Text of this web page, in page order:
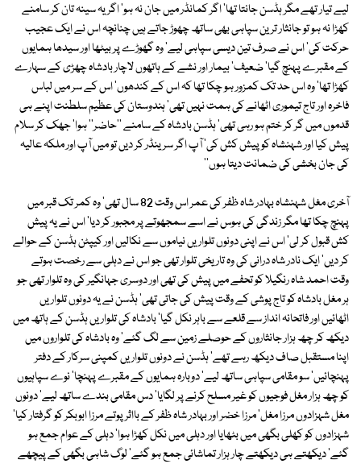
لیے تیار تھے مگر ہڈسن جانتا تھا' اگر کمانڈر میں جان نہ ہو' اگر یہ سینہ تان کر سامنے
کھڑا نہ ہو تو جانثار ترین سپاہی بھی ساتھ چھوڑ جاتے ہیں چنانچہ اس نے ایک عجیب
حرکت کی' اس نے صرف تین دیسی سپاہی لیے' وہ گھوڑے پر بیٹھا اور سیدھا ہمایوں
کے مقبرے پہنچ گیا' ضعیف' بیمار اور نشے کے ہاتھوں لاچار بادشاہ چھڑی کے سہارے
کھڑا تھا' وہ اس حد تک کمزور ہو چکا تھا کہ اس کے کندھوں' اس کے سر میں لباس
فاخرہ اور تاج تیموری اٹھانے کی ہمت نہیں تھی' ہندوستان کی عظیم سلطنت اپنے ہی
قدموں میں گر کر ختم ہو رہی تھی' ہڈسن بادشاہ کے سامنے ''حاضر'' ہوا' جھک کر سلام
پیش کیا اور شہنشاہ کو پیش کش کی' آپ اگر سرینڈر کر دیں تو میں آپ اور ملکہ عالیہ
کی جان بخشی کی ضمانت دیتا ہوں''
آخری مغل شہنشاہ بہادر شاہ ظفر کی عمر اس وقت 82 سال تھی' وہ کمر تک قبر میں
پہنچ چکا تھا مگر زندگی کی ہوس نے اسے سمجھوتے پر مجبور کر دیا' اس نے یہ پیش
کش قبول کر لی' اس نے اپنی دونوں تلواریں نیاموں سے نکالیں اور کیپٹن ہڈسن کے حوالے
کر دیں' ایک نادر شاہ درانی کی وہ تاریخی تلوار تھی جو اس نے دہلی سے رخصت ہوتے
وقت احمد شاہ رنگیلا کو تحفے میں پیش کی تھی اور دوسری جہانگیر کی وہ تلوار تھی جو
ہر مغل بادشاہ کو تاج پوشی کے وقت پیش کی جاتی تھی' ہڈسن نے یہ دونوں تلواریں
اٹھائیں اور فاتحانہ انداز سے قلعے سے باہر نکل گیا' بادشاہ کی تلواریں ہڈسن کے ہاتھ میں
دیکھ کر چھ ہزار جانثاروں کے حوصلے زمین سے لگ گئے' وہ بادشاہ کی تلواروں میں
اپنا مستقبل صاف دیکھ رہے تھے' ہڈسن نے دونوں تلواریں کمپنی سرکار کے دفتر
پہنچائیں' سو مقامی سپاہی ساتھ لیے' دوبارہ ہمایوں کے مقبرے پہنچا' نوے سپاہیوں
کو چھ ہزار مغل فوجیوں کو غیر مسلح کرنے پر لگایا' دس مقامی بندے ساتھ لیے' دونوں
مغل شہزادوں مرزا مغل' مرزا خضر اور بہادر شاہ ظفر کے بااثر پوتے مرزا ابوبکر کو گرفتار کیا'
شہزادوں کو کھلی بگھی میں بٹھایا اور دہلی میں نکل کھڑا ہوا' دہلی کے عوام جمع ہو
گئے' دیکھتے ہی دیکھتے چار ہزار تماشائی جمع ہو گئے' لوگ شاہی بگھی کے پیچھے